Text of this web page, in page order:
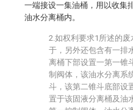
一端接设一集油桶，用以收集
油水分离桶内。
2.如权利要求1所述的
于，另外还包含有一排
离桶下部设置一第一锥
制阀体，该油水分离系
斗，该第二锥斗底部设
置于该固液分离桶及油